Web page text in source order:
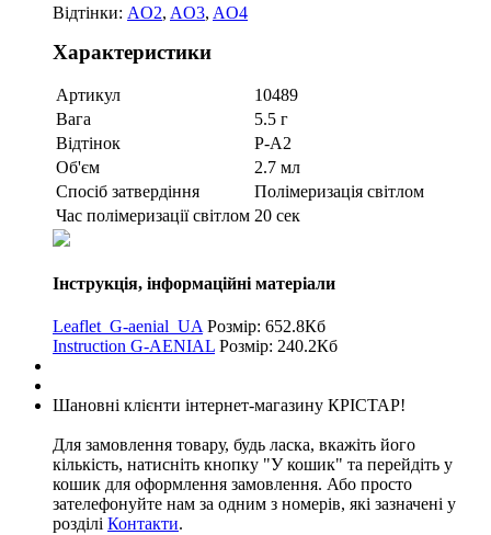
Відтінки: AO2, AO3, AO4
Характеристики
Артикул
10489
Вага
5.5 г
Відтінок
P-A2
Об'єм
2.7 мл
Спосіб затвердіння
Полімеризація світлом
Час полімеризації світлом 20 сек
Інструкція, інформаційні матеріали
Leaflet_G-aenial_UA Розмір: 652.8Кб
Instruction G-AENIAL Розмір: 240.2Кб
Шановні клієнти інтернет-магазину КРІСТАР!
Для замовлення товару, будь ласка, вкажіть його
кількість, натисніть кнопку "У кошик" та перейдіть у
кошик для оформлення замовлення. Або просто
зателефонуйте нам за одним з номерів, які зазначені у
розділі Контакти.